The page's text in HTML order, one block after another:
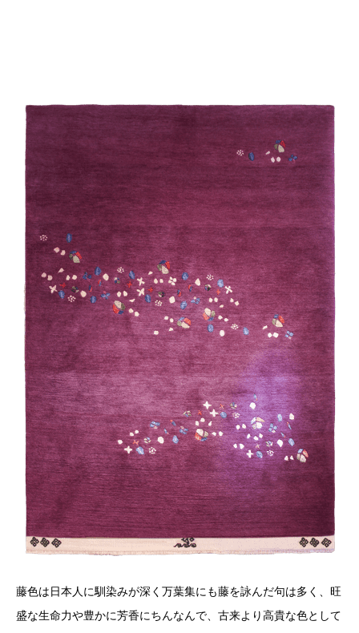
藤色は日本人に馴染みが深く万葉集にも藤を詠んだ句は多く、旺
盛な生命力や豊かに芳香にちんなんで、古来より高貴な色として